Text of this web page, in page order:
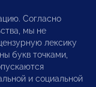
Согласно
мы не
лексику
букв точками,
и социальной